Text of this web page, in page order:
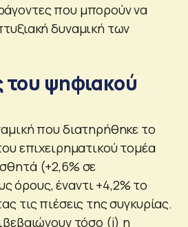
που μπορούν να
δυναμική των
του ψηφιακού
που διατηρήθηκε το
επιχειρηματικού τομέα
(+2,6% σε
όρους, έναντι +4,2% το
τις πιέσεις της συγκυρίας.
τόσο (i) η